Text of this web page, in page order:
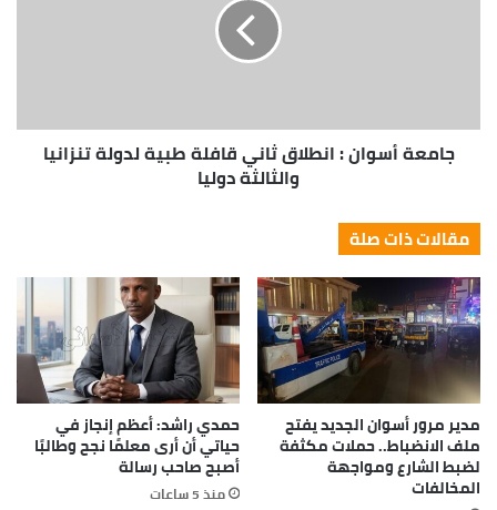
جامعة أسوان : انطلاق ثاني قافلة طبية لدولة تنزانيا
والثالثة دوليا
مقالات ذات صلة
مدير مرور أسوان الجديد يفتح
ملف الانضباط.. حملات مكثفة
لضبط الشارع ومواجهة
المخالفات
حمدي راشد: أعظم إنجاز في
حياتي أن أرى معلمًا نجح وطالبًا
أصبح صاحب رسالة
منذ 5 ساعات